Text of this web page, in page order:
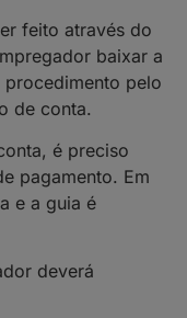
feito através do
baixar a
procedimento pelo
de conta.
é preciso
pagamento. Em
e a guia é
deverá